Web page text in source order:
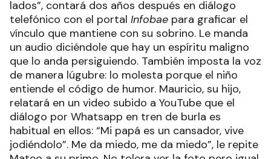
lados”, contará dos años después en diálogo
telefónico con el portal Infobae para graficar el
vínculo que mantiene con su sobrino. Le manda
un audio diciéndole que hay un espíritu maligno
que lo anda persiguiendo. También imposta la voz
de manera lúgubre: lo molesta porque el niño
entiende el código de humor. Mauricio, su hijo,
relatará en un video subido a YouTube que el
diálogo por Whatsapp en tren de burla es
habitual en ellos: “Mi papá es un cansador, vive
jodiéndolo”. Me da miedo, me da miedo”, le repite